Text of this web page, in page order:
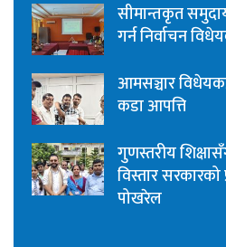
सीमान्तकृत
गर्न निर्वाचन
आमसञ्चार
कडा आपत्ति
गुणस्तरीय
विस्तार सरकारको
पोखरेल